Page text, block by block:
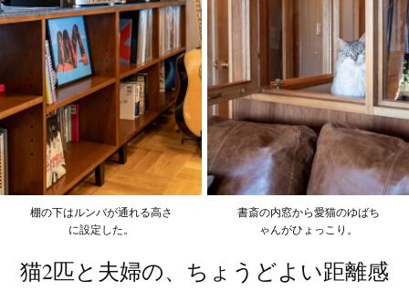
棚の下はルンバが通れる高さ
に設定した。
書斎の内窓から愛猫のゆばち
ゃんがひょっこり。
猫2匹と夫婦の、ちょうどよい距離感